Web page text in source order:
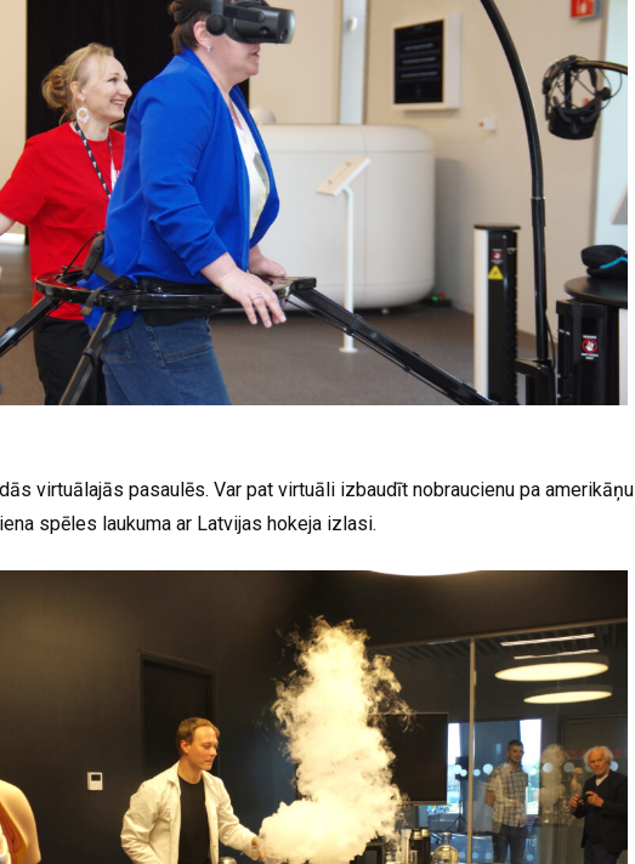
virtuālajās pasaulēs. Var pat virtuāli izbaudīt nobraucienu pa amerikāņu
spēles laukuma ar Latvijas hokeja izlasi.